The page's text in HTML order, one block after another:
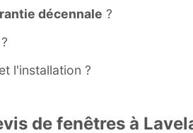
décennale ?
?
l'installation ?
de fenêtres à